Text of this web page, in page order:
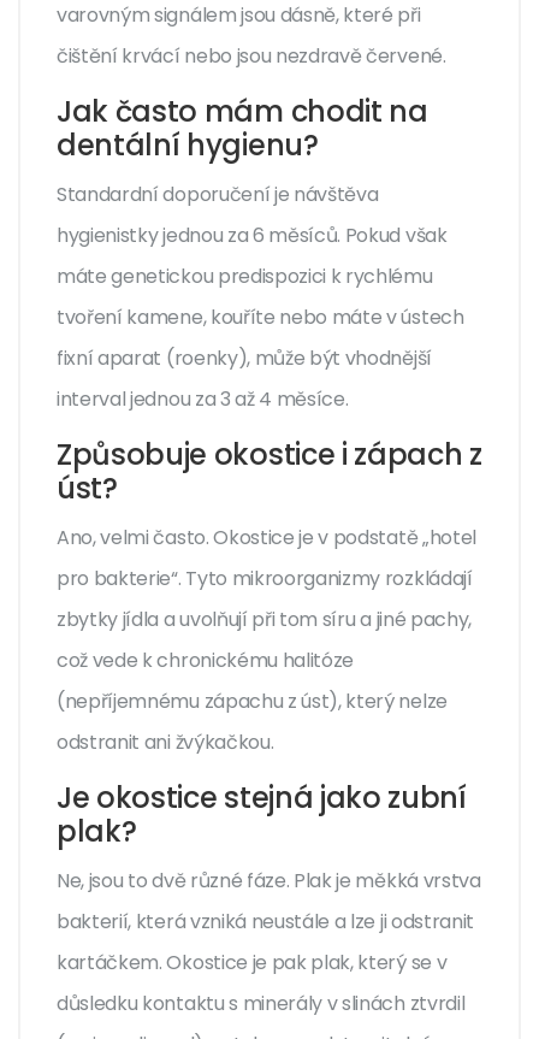
varovným signálem jsou dásně, které při
čištění krvácí nebo jsou nezdravě červené.
Jak často mám chodit na
dentální hygienu?
Standardní doporučení je návštěva
hygienistky jednou za 6 měsíců. Pokud však
máte genetickou predispozici k rychlému
tvoření kamene, kouříte nebo máte v ústech
fixní aparat (roenky), může být vhodnější
interval jednou za 3 až 4 měsíce.
Způsobuje okostice i zápach z
úst?
Ano, velmi často. Okostice je v podstatě „hotel
pro bakterie“. Tyto mikroorganizmy rozkládají
zbytky jídla a uvolňují při tom síru a jiné pachy,
což vede k chronickému halitóze
(nepříjemnému zápachu z úst), který nelze
odstranit ani žvýkačkou.
Je okostice stejná jako zubní
plak?
Ne, jsou to dvě různé fáze. Plak je měkká vrstva
bakterií, která vzniká neustále a lze ji odstranit
kartáčkem. Okostice je pak plak, který se v
důsledku kontaktu s minerály v slinách ztvrdil